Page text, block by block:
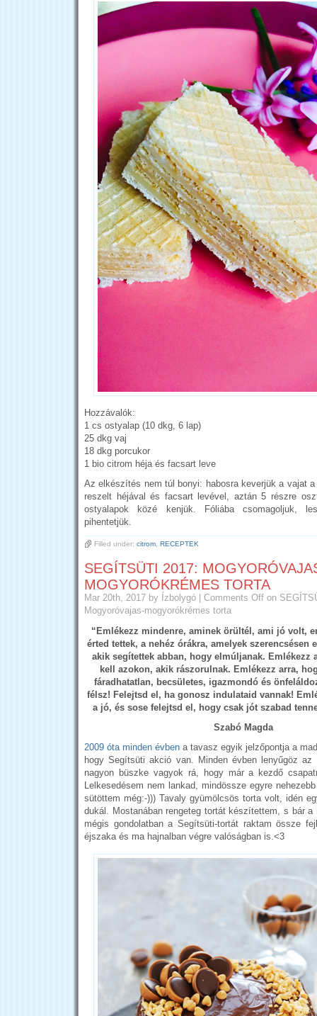
Hozzávalók:
1 cs ostyalap (10 dkg, 6 lap)
25 dkg vaj
18 dkg porcukor
1 bio citrom héja és facsart leve
Az elkészítés nem túl bonyi: habosra keverjük a vajat
reszelt héjával és facsart levével, aztán 5 részre
ostyalapok közé kenjük. Fóliába csomagoljuk,
pihentetjük.
Filled under: citrom RECEPTEK
SEGÍTSÜTI 2017:
MOGYORÓKRÉMES TORTA
Mar 20th, 2017 by Ízbolygó Comments Off on
Mogyoróvajas-mogyorókrémes torta
“Emlékezz mindenre, aminek örültél, ami jó volt,
érted tettek, a nehéz órákra, amelyek szerencsésen
akik segítettek abban, hogy elmúljanak. Emlékezz
kell azokon, akik rászorulnak. Emlékezz arra,
fáradhatatlan, becsületes, igazmondó és
félsz! Felejtsd el, ha gonosz indulataid vannak!
a jó, és sose felejtsd el, hogy csak jót szabad
Szabó Magda
2009 óta minden évben a tavasz egyik jelzőpontja a
hogy Segítsüti akció van. Minden évben lenyűgöz az
nagyon büszke vagyok rá, hogy már a kezdő
Lelkesedésem nem lankad, mindössze egyre
sütöttem még:-))) Tavaly gyümölcsös torta volt, idén
dukál. Mostanában rengeteg tortát készítettem, s bár
mégis gondolatban a Segítsüti-tortát raktam össze
éjszaka és ma hajnalban végre valóságban is.<3